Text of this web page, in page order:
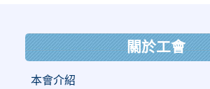
關於工會
本會介紹